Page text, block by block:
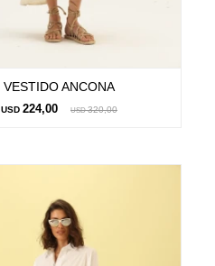
VESTIDO ANCONA
USD 224,00 USD 320,00